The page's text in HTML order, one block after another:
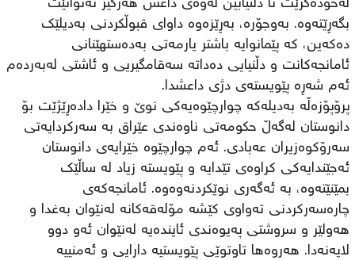
بگەڕێتەوە. بەوجۆرە، بەڕێزەوە داوای قبوڵکردنی بەدیلێك
دەکەین، کە پێمانوایە باشتر یارمەتی بەدەستهێنانی
ئامانجەکانت و دڵنیایی دەداتە سەقامگیریی و ئاشتی لەبەردەم
ئەم شەڕە پێویستەی دژی داعشدا.
پرۆپۆزەڵە بەدیلەکە چوارچێوەیەکی نوێ و خێرا دادەڕێژێت بۆ
دانوستان لەگەڵ حکومەتی ناوەندی عێراق بە سەرکردایەتی
سەرۆکوەزیران عەبادی. ئەم چوارچێوە خێرایەی دانوستان
ئەجێندایەکی کراوەی تێدایە و پێویستە زیاد لە ساڵێك
بمێنێتەوە، بە ئەگەری نوێکردنەوەوە. ئامانجەکەی
چارەسەرکردنی تەواوی کێشە مۆلەقەکانە لەنێوان بەغدا و
هەولێر و سروشتی پەیوەندی ئایندەیە لەنێوان ئەو دوو
لایەنەدا. هەروەها تاوتوێی پێویستیە دارایی و ئەمنییە